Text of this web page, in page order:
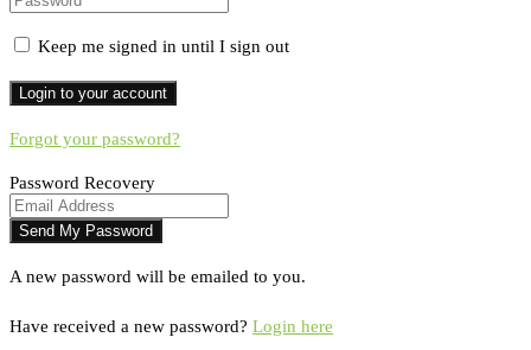
Keep me signed in until I sign out
Forgot your password?
Password Recovery
A new password will be emailed to you.
Have received a new password? Login here